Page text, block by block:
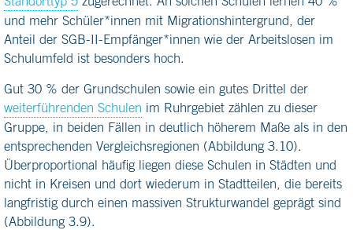
und mehr Schüler*innen mit Migrationshintergrund, der
Anteil der SGB-II-Empfänger*innen wie der Arbeitslosen im
Schulumfeld ist besonders hoch.
Gut 30 % der Grundschulen sowie ein gutes Drittel der
weiterführenden Schulen im Ruhrgebiet zählen zu dieser
Gruppe, in beiden Fällen in deutlich höherem Maße als in den
entsprechenden Vergleichsregionen (Abbildung 3.10).
Überproportional häufig liegen diese Schulen in Städten und
nicht in Kreisen und dort wiederum in Stadtteilen, die bereits
langfristig durch einen massiven Strukturwandel geprägt sind
(Abbildung 3.9).